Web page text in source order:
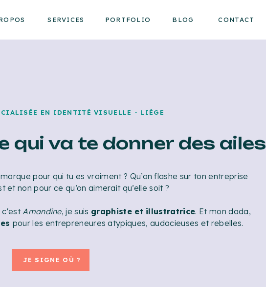
CONTACT
BLOG
PORTFOLIO
SERVICES
pour qui tu es vraiment ? Qu’on flashe sur ton entreprise
et non pour ce qu’on aimerait qu’elle soit ?
c'estAmandine, je suis graphiste et illustratrice. Et mon dada,
pour les entrepreneures atypiques, audacieuses et rebelles.
JE SIGNE OÙ ?
EN IDENTITÉ VISUELLE - LIÈGE
qui va te donner des ailes